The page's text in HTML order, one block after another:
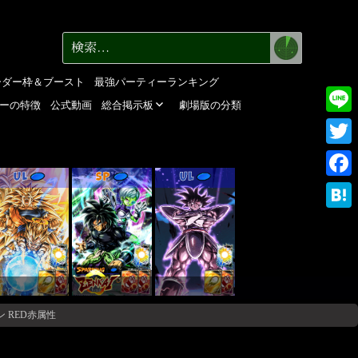
ダー枠＆ブースト
最強パーティーランキング
の特徴 公式動画 総合掲示板
劇場版の分類
UL SP UL
RED赤属性
Line
検
索:
検
索